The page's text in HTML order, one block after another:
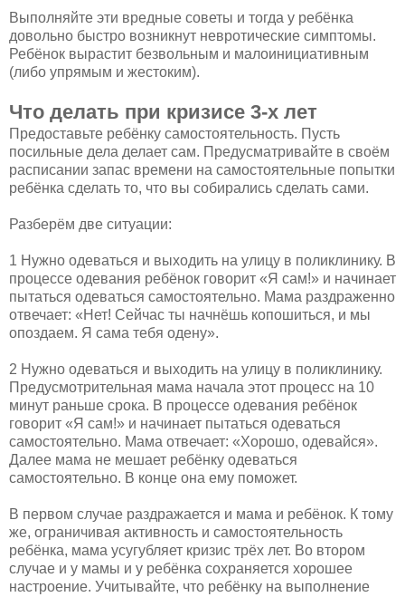
Выполняйте эти вредные советы и тогда у ребёнка
довольно быстро возникнут невротические симптомы.
Ребёнок вырастит безвольным и малоинициативным
(либо упрямым и жестоким).
Что делать при кризисе 3-х лет
Предоставьте ребёнку самостоятельность. Пусть
посильные дела делает сам. Предусматривайте в своём
расписании запас времени на самостоятельные попытки
ребёнка сделать то, что вы собирались сделать сами.
Разберём две ситуации:
1 Нужно одеваться и выходить на улицу в поликлинику. В
процессе одевания ребёнок говорит «Я сам!» и начинает
пытаться одеваться самостоятельно. Мама раздраженно
отвечает: «Нет! Сейчас ты начнёшь копошиться, и мы
опоздаем. Я сама тебя одену».
2 Нужно одеваться и выходить на улицу в поликлинику.
Предусмотрительная мама начала этот процесс на 10
минут раньше срока. В процессе одевания ребёнок
говорит «Я сам!» и начинает пытаться одеваться
самостоятельно. Мама отвечает: «Хорошо, одевайся».
Далее мама не мешает ребёнку одеваться
самостоятельно. В конце она ему поможет.
В первом случае раздражается и мама и ребёнок. К тому
же, ограничивая активность и самостоятельность
ребёнка, мама усугубляет кризис трёх лет. Во втором
случае и у мамы и у ребёнка сохраняется хорошее
настроение. Учитывайте, что ребёнку на выполнение